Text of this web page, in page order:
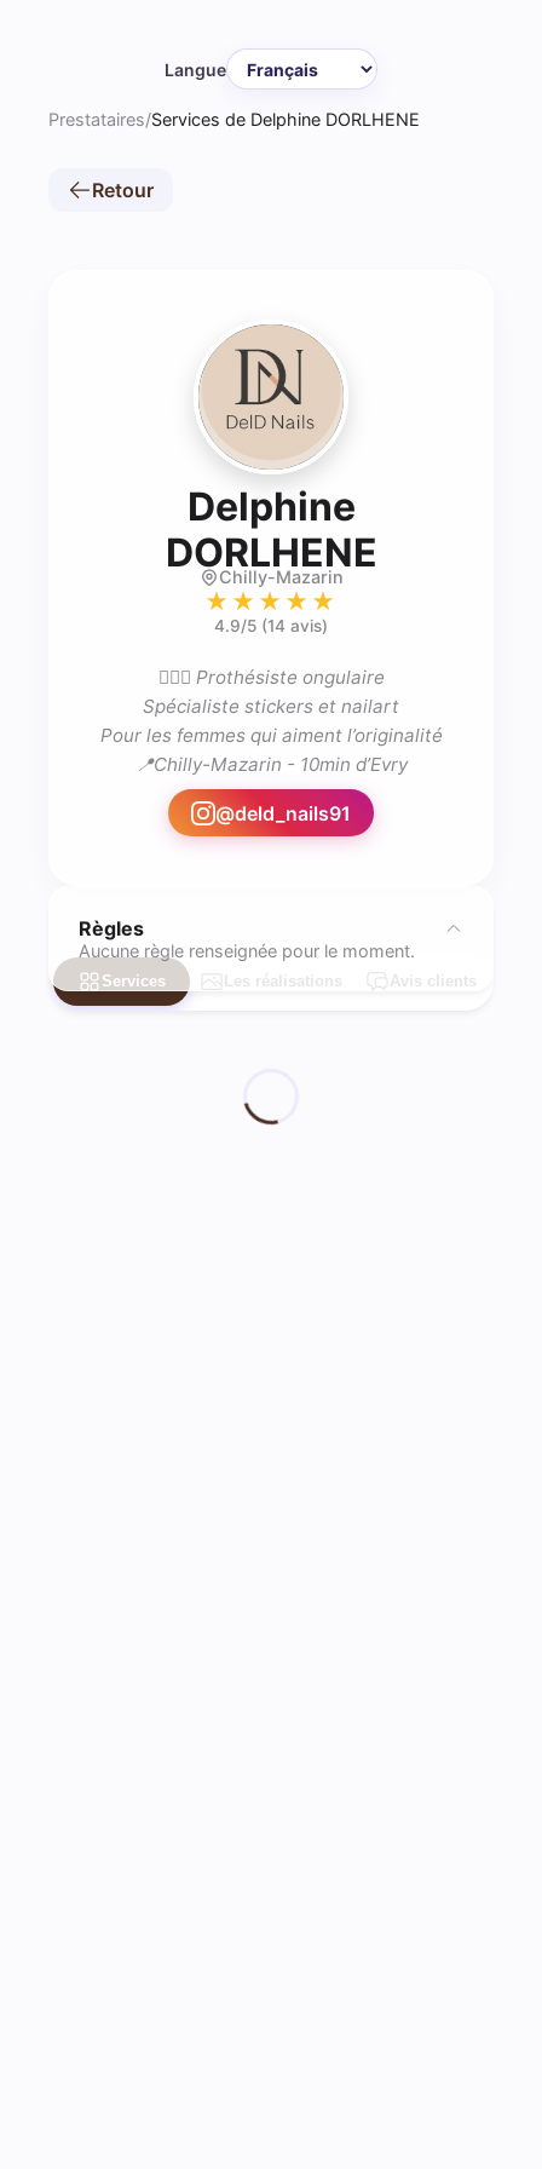
Langue
Prestataires/Services de Delphine DORLHENE
Retour
Delphine
DORLHENE
Chilly-Mazarin
★★★★★
4.9/5 (14 avis)
🙎🏻‍♀️ Prothésiste ongulaire
Spécialiste stickers et nailart
Pour les femmes qui aiment l’originalité
📍Chilly-Mazarin - 10min d’Evry
@deld_nails91
Règles
Aucune règle renseignée pour le moment.
Services Les réalisations Avis clients